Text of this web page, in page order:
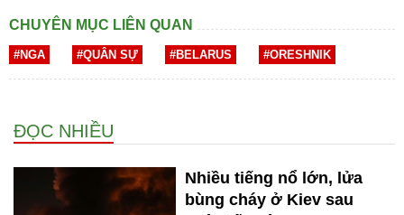
CHUYÊN MỤC LIÊN QUAN
#NGA #QUÂN SỰ #BELARUS #ORESHNIK
ĐỌC NHIỀU
Nhiều tiếng nổ lớn, lửa
bùng cháy ở Kiev sau